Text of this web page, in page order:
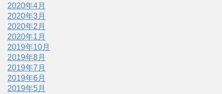
2020年4月
2020年3月
2020年2月
2020年1月
2019年10月
2019年8月
2019年7月
2019年6月
2019年5月